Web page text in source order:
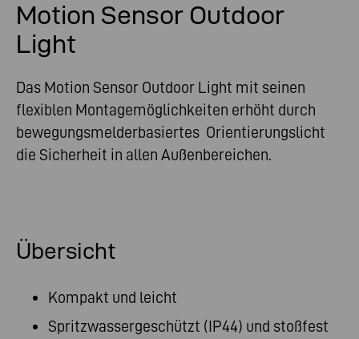
Motion Sensor Outdoor
Light
Das Motion Sensor Outdoor Light mit seinen
flexiblen Montagemöglichkeiten erhöht durch
bewegungsmelderbasiertes Orientierungslicht
die Sicherheit in allen Außenbereichen.
Übersicht
Kompakt und leicht
Spritzwassergeschützt (IP44) und stoßfest